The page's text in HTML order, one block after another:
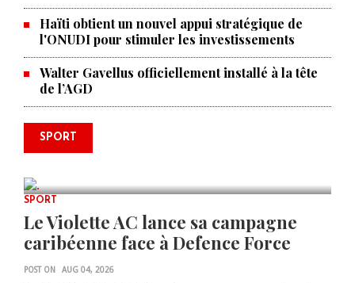
Haïti obtient un nouvel appui stratégique de
l'ONUDI pour stimuler les investissements
Walter Gavellus officiellement installé à la tête
de l’AGD
SPORT
0 COMMENTS
Le père de la légende argentine
Lionel Messi est décédé à 68 ans
SPORT
Le Violette AC lance sa campagne
caribéenne face à Defence Force
POST ON AUG 04, 2026